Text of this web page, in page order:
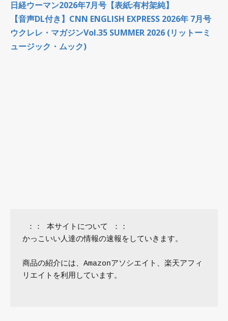
日経ウーマン2026年7月号【表紙:有村架純】
【音声DL付き】CNN ENGLISH EXPRESS 2026年 7月号
ウクレレ・マガジンVol.35 SUMMER 2026 (リットーミ
ュージック・ムック)
かっこいい人達の情報の速報をしていきます。
商品の紹介には、Amazonアソシエイト、楽天アフィ
リエイトを利用しています。